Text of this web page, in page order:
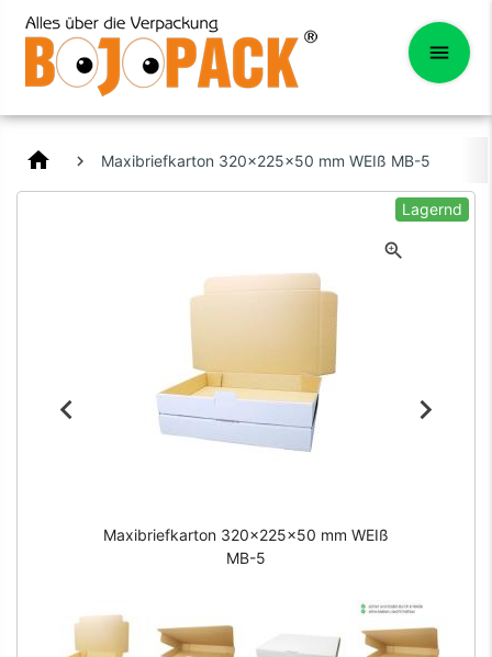
home Maxibriefkarton 320x225x50 mm WEIß MB-5
Lagernd
Maxibriefkarton 320x225x50 mm WEIß
MB-5